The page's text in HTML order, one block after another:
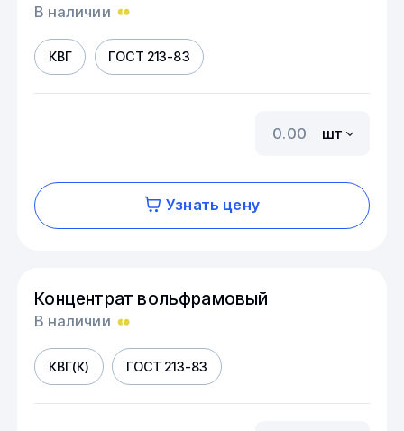
В наличии
КВГ ГОСТ 213-83
шт
Узнать цену
Концентрат вольфрамовый
В наличии
КВГ(К) ГОСТ 213-83